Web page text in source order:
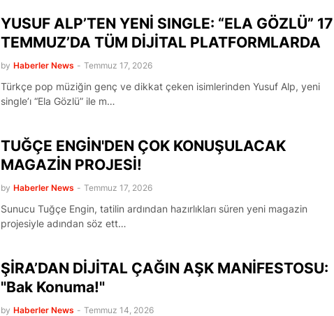
YUSUF ALP’TEN YENİ SINGLE: “ELA GÖZLÜ” 17
TEMMUZ’DA TÜM DİJİTAL PLATFORMLARDA
by Haberler News - Temmuz 17, 2026
Türkçe pop müziğin genç ve dikkat çeken isimlerinden Yusuf Alp, yeni
single’ı “Ela Gözlü” ile m…
TUĞÇE ENGİN'DEN ÇOK KONUŞULACAK
MAGAZİN PROJESİ!
by Haberler News - Temmuz 17, 2026
Sunucu Tuğçe Engin, tatilin ardından hazırlıkları süren yeni magazin
projesiyle adından söz ett…
ŞİRA’DAN DİJİTAL ÇAĞIN AŞK MANİFESTOSU:
"Bak Konuma!"
by Haberler News - Temmuz 14, 2026